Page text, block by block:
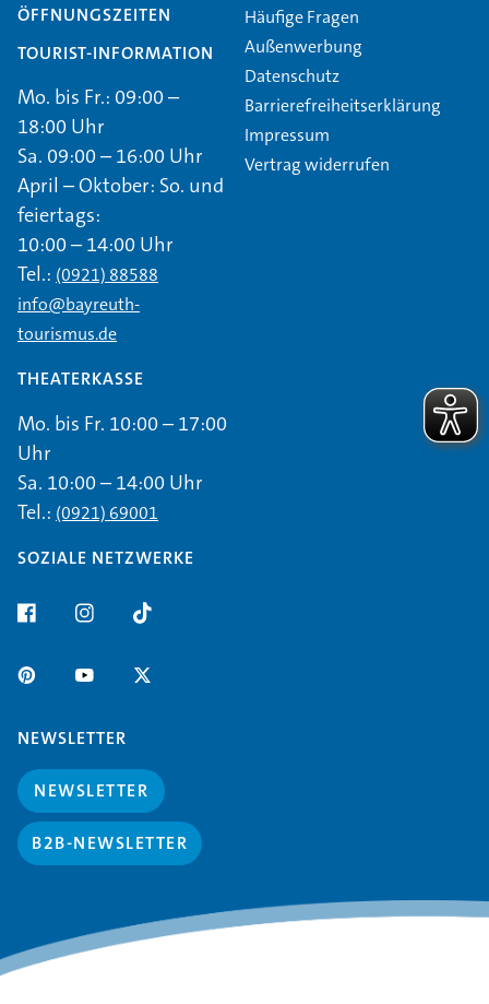
ÖFFNUNGSZEITEN
TOURIST-INFORMATION
Mo. bis Fr.: 09:00 –
18:00 Uhr
Sa. 09:00 – 16:00 Uhr
April – Oktober: So. und
feiertags:
10:00 – 14:00 Uhr
Tel.: (0921) 88588
info@bayreuth-
tourismus.de
THEATERKASSE
Mo. bis Fr. 10:00 – 17:00
Uhr
Sa. 10:00 – 14:00 Uhr
Tel.: (0921) 69001
SOZIALE NETZWERKE
Häufige Fragen
Außenwerbung
Datenschutz
Barrierefreiheitserklärung
Impressum
Vertrag widerrufen
NEWSLETTER
NEWSLETTER
B2B-NEWSLETTER